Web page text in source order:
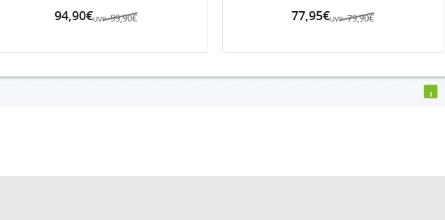
UVP: 99,90€
94,90€ UVP: 79,90€
77,95€
1